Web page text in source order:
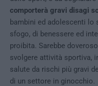
comporterà gravi disagi
bambini ed adolescenti lo
sfogo, di benessere ed
proibita. Sarebbe
svolgere attività sportiva,
salute da rischi più gravi
di un settore in ginocchio.